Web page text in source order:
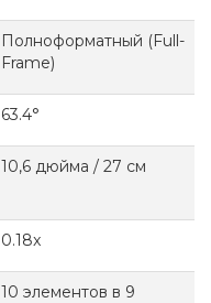
Полноформатный (Full-
Frame)
63.4°
10,6 дюйма / 27 см
0.18x
10 элементов в 9